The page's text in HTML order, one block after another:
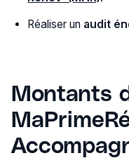
Réaliser un audit
Montants